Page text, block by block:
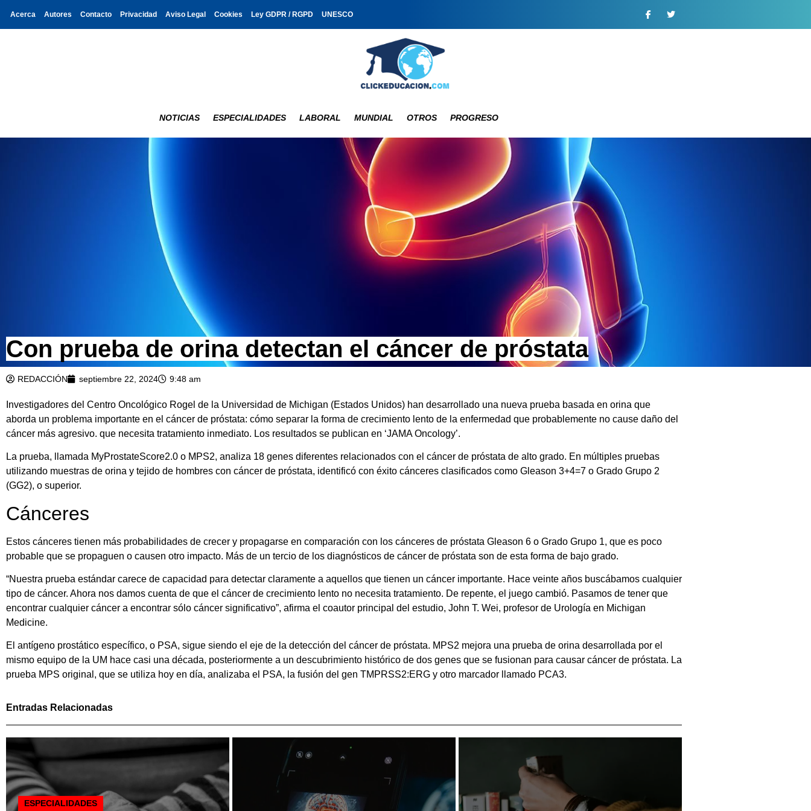
Acerca Autores Contacto Privacidad Aviso Legal Cookies Ley GDPR / RGPD UNESCO
NOTICIAS ESPECIALIDADES LABORAL MUNDIAL OTROS PROGRESO
Con prueba de orina detectan el cáncer de próstata
REDACCIÓN septiembre 22, 2024 9:48 am
Investigadores del Centro Oncológico Rogel de la Universidad de Michigan (Estados Unidos) han desarrollado una nueva prueba basada en orina que
aborda un problema importante en el cáncer de próstata: cómo separar la forma de crecimiento lento de la enfermedad que probablemente no cause daño del
cáncer más agresivo. que necesita tratamiento inmediato. Los resultados se publican en ‘JAMA Oncology’.
La prueba, llamada MyProstateScore2.0 o MPS2, analiza 18 genes diferentes relacionados con el cáncer de próstata de alto grado. En múltiples pruebas
utilizando muestras de orina y tejido de hombres con cáncer de próstata, identificó con éxito cánceres clasificados como Gleason 3+4=7 o Grado Grupo 2
(GG2), o superior.
Cánceres
Estos cánceres tienen más probabilidades de crecer y propagarse en comparación con los cánceres de próstata Gleason 6 o Grado Grupo 1, que es poco
probable que se propaguen o causen otro impacto. Más de un tercio de los diagnósticos de cáncer de próstata son de esta forma de bajo grado.
“Nuestra prueba estándar carece de capacidad para detectar claramente a aquellos que tienen un cáncer importante. Hace veinte años buscábamos cualquier
tipo de cáncer. Ahora nos damos cuenta de que el cáncer de crecimiento lento no necesita tratamiento. De repente, el juego cambió. Pasamos de tener que
encontrar cualquier cáncer a encontrar sólo cáncer significativo”, afirma el coautor principal del estudio, John T. Wei, profesor de Urología en Michigan
Medicine.
El antígeno prostático específico, o PSA, sigue siendo el eje de la detección del cáncer de próstata. MPS2 mejora una prueba de orina desarrollada por el
mismo equipo de la UM hace casi una década, posteriormente a un descubrimiento histórico de dos genes que se fusionan para causar cáncer de próstata. La
prueba MPS original, que se utiliza hoy en día, analizaba el PSA, la fusión del gen TMPRSS2:ERG y otro marcador llamado PCA3.
Entradas Relacionadas
ESPECIALIDADES